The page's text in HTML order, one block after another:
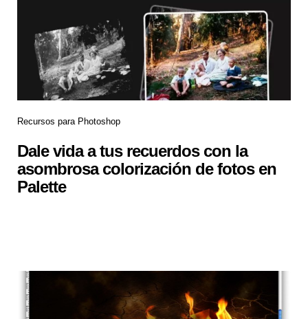
Recursos para Photoshop
Dale vida a tus recuerdos con la
asombrosa colorización de fotos en
Palette